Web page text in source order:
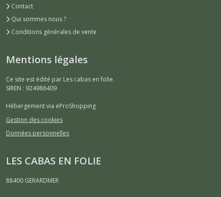
Contact
Qui sommes nous ?
Conditions générales de vente
Mentions légales
Ce site est édité par Les cabas en folie.
SIREN : 924986409
Hébergement via eProShopping
Gestion des cookies
Données personnelles
LES CABAS EN FOLIE
88400 GERARDMER